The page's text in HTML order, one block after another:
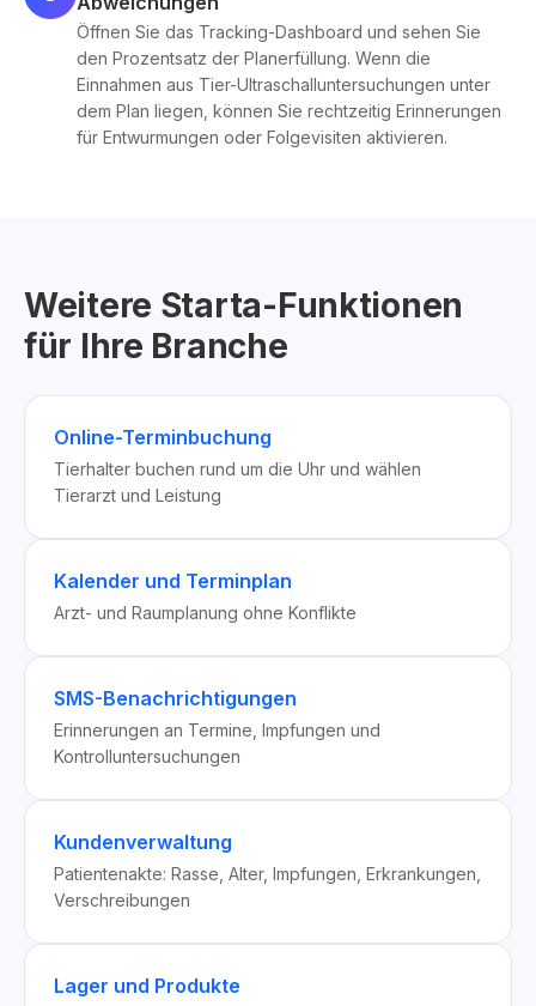
Öffnen Sie das Tracking-Dashboard und sehen Sie
den Prozentsatz der Planerfüllung. Wenn die
Einnahmen aus Tier-Ultraschalluntersuchungen unter
dem Plan liegen, können Sie rechtzeitig Erinnerungen
für Entwurmungen oder Folgevisiten aktivieren.
Weitere Starta-Funktionen
für Ihre Branche
Online-Terminbuchung
Tierhalter buchen rund um die Uhr und wählen
Tierarzt und Leistung
Kalender und Terminplan
Arzt- und Raumplanung ohne Konflikte
SMS-Benachrichtigungen
Erinnerungen an Termine, Impfungen und
Kontrolluntersuchungen
Kundenverwaltung
Patientenakte: Rasse, Alter, Impfungen, Erkrankungen,
Verschreibungen
Lager und Produkte